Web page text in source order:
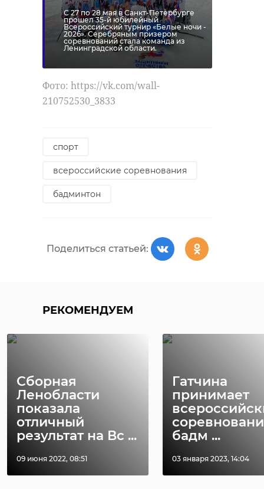
С 27 по 28 мая в Санкт-Петербурге
прошел 35-й юбилейный
Всероссийский турнир «Белые ночи -
2026». Серебряным призером
соревнований стала команда из
Ленинградской области.
Фото: https://vk.com/wall-
210752530_3833
спорт
всероссийские соревнования
бадминтон
Поделиться статьей:
РЕКОМЕНДУЕМ
Сборная
Ленобласти
показала
отличный
результат на Вс ...
09 июня 2022, 08:51
Гатчина
принимает
бадм ...
03 января 2023, 14:04